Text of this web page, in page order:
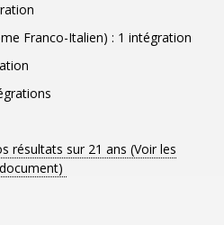
Franco-Italien) : 1 intégration
résultats sur 21 ans (Voir les